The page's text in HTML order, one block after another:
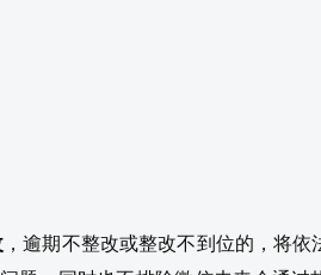
，逾期不整改或整改不到位的，将依